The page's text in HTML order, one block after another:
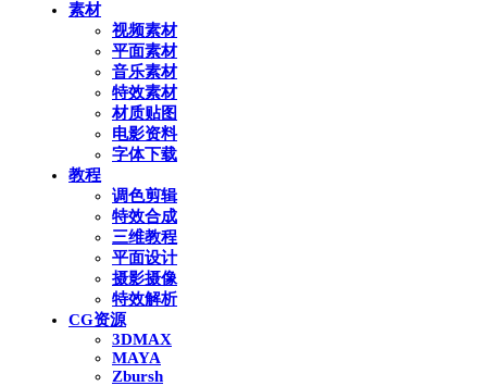
素材
视频素材
平面素材
音乐素材
特效素材
材质贴图
电影资料
字体下载
教程
调色剪辑
特效合成
三维教程
平面设计
摄影摄像
特效解析
CG资源
3DMAX
MAYA
Zbursh